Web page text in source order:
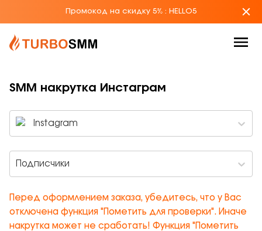
Промокод на скидку 5% : HELLO5
SMM накрутка Инстаграм
Instagram
Подписчики
Перед оформлением заказа, убедитесь, что у Вас
отключена функция "Пометить для проверки". Иначе
накрутка может не сработать! Функция "Пометить